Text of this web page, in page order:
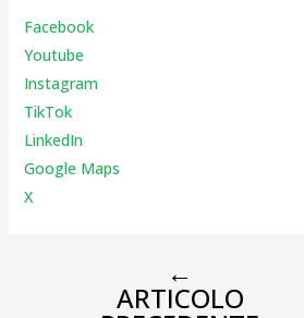
Facebook
Youtube
Instagram
TikTok
LinkedIn
Google Maps
X
←
ARTICOLO